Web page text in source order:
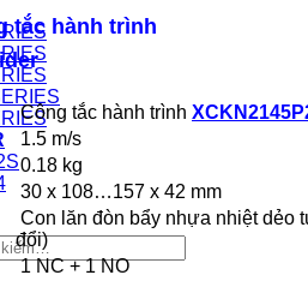
tắc hành trình
Công tắc hành trình
1.5 m/s
0.18 kg
30 x 108…157 x 42 mm
Con lăn đòn bẩy nhựa nhiệt dẻo
đổi)
1 NC + 1 NO